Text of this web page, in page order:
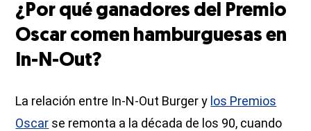
¿Por qué ganadores del Premio
Oscar comen hamburguesas en
In-N-Out?
La relación entre In-N-Out Burger y los Premios
Oscar se remonta a la década de los 90, cuando